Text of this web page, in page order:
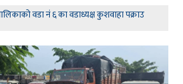
वडा नं ६ का वडाध्यक्ष कुशवाहा पक्राउ